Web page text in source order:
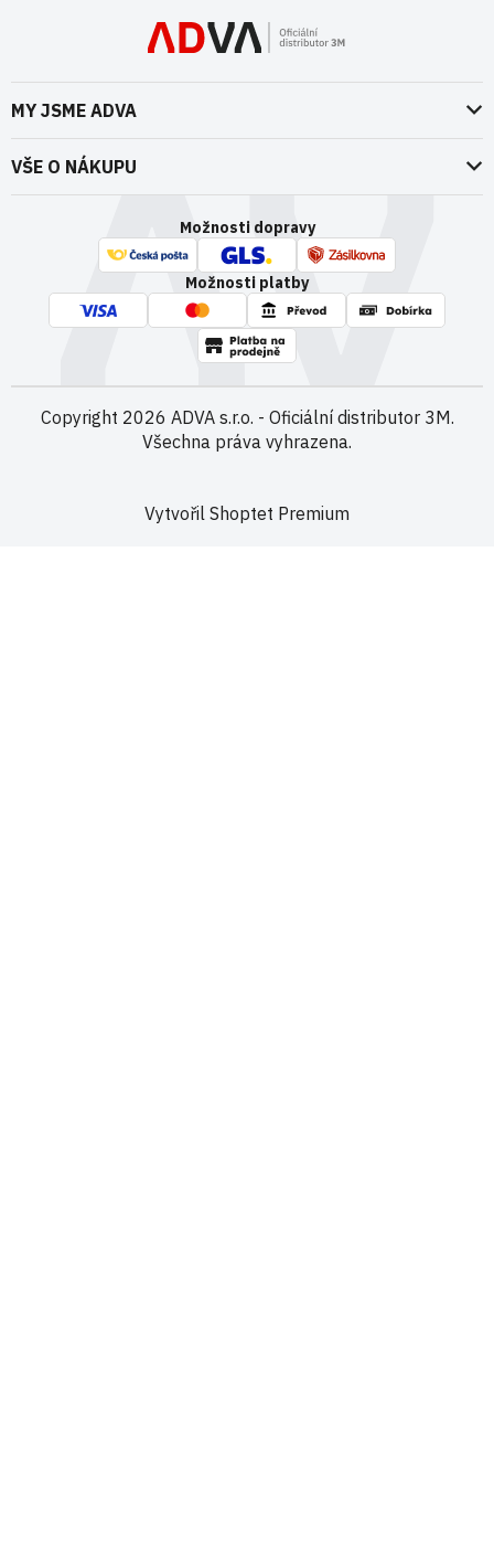
MY JSME ADVA
O nás
Naše dokumenty
Nedržíme se zbytečně při zemi
Kontakty
VŠE O NÁKUPU
VOP pro spotřebitele - fyzické osoby
VOP pro nakupující podnikatele
VOP Letectví / GT&C Aerospace
Kamenná prodejna
Možnosti dopravy
Možnosti platby
Vytvořil Shoptet Premium
Copyright 2026 ADVA s.r.o. - Oficiální distributor 3M.
Všechna práva vyhrazena.